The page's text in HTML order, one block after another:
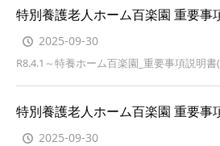
特別養護老人ホーム百楽園 重要事
2025-09-30
R8.4.1～特養ホーム百楽園_重要事項説明
特別養護老人ホーム百楽園 重要事
2025-09-30